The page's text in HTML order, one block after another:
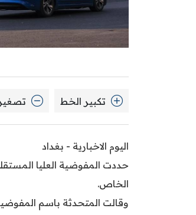
تكبير الخط
اليوم الاخبارية - بغداد
حددت المفوضية العليا
الخاص.
وقالت المتحدثة باسم